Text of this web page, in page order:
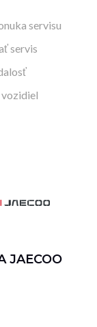
servisu
servis
JAECOO